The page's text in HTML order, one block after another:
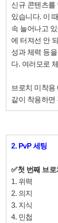
신규 콘텐츠를
있습니다. 이
속 늘어나고
에 터져선 안
성과 체력 등
다. 여러모로
브로치 미착용
같이 착용하면
2. PvP 세팅
✅첫 번째 브로
1. 위력
2. 의지
3. 지식
4. 민첩